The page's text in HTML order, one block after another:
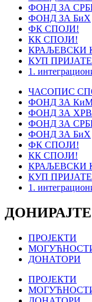
ФОНД ЗА
ФОНД ЗА БиХ
ФК СПОЈИ!
КК СПОЈИ!
КРАЉЕВСКИ
КУП
1.
ЧАСОПИС
ФОНД ЗА
ФОНД ЗА
ФОНД ЗА
ФОНД ЗА БиХ
ФК СПОЈИ!
КК СПОЈИ!
КРАЉЕВСКИ
КУП
1.
ДОНИРАЈТЕ
ПРОЈЕКТИ
ДОНАТОРИ
ПРОЈЕКТИ